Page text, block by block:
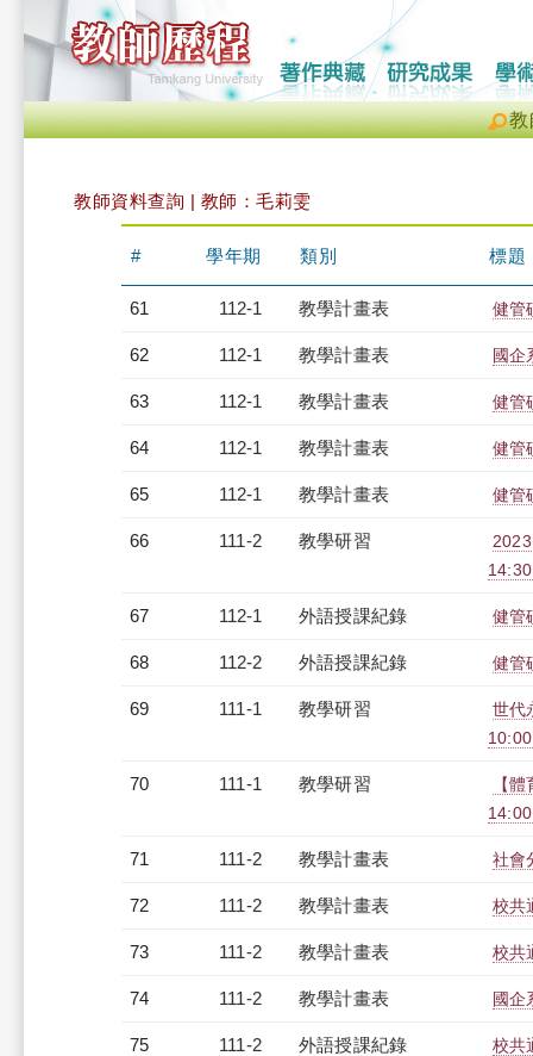
教
教師資料查詢 | 教師：毛莉雯
# 學年期 類別 標題
61 112-1 教學計畫表 健管
62 112-1 教學計畫表 國企
63 112-1 教學計畫表 健管
64 112-1 教學計畫表 健管
65 112-1 教學計畫表 健管
66 111-2 教學研習
67 112-1 外語授課紀錄 健管
68 112-2 外語授課紀錄 健管
69 111-1 教學研習
世代
70 111-1 教學研習
【
71 111-2 教學計畫表 社會
72 111-2 教學計畫表 校共
73 111-2 教學計畫表 校共
74 111-2 教學計畫表 國企
75 111-2 外語授課紀錄 校共